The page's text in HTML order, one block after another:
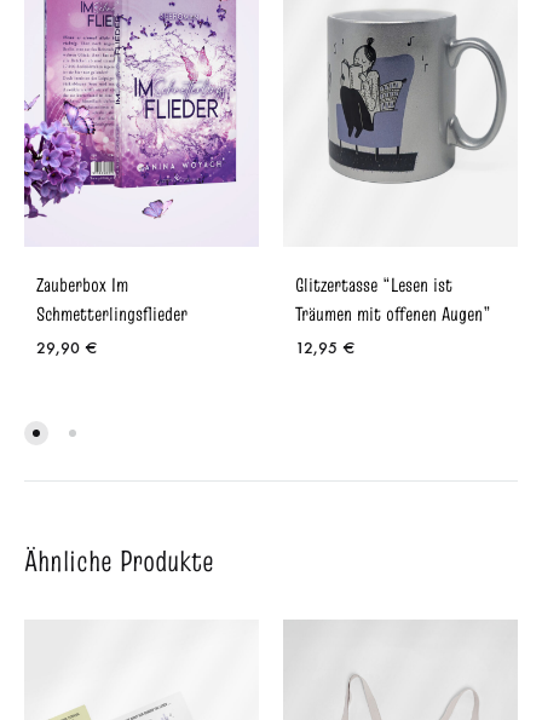
Zauberbox Im
Schmetterlingsflieder
29,90 €
Glitzertasse “Lesen ist
Träumen mit offenen Augen”
12,95 €
Ähnliche Produkte